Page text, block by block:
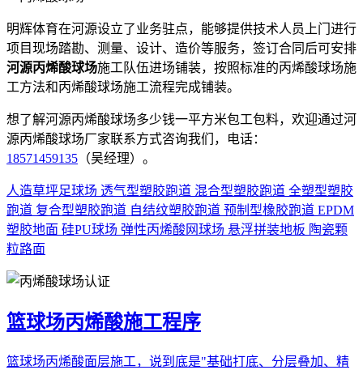
明辉体育在河源设立了业务驻点，能够提供技术人员上门进行
项目现场踏勘、测量、设计、造价等服务，签订合同后可安排
河源丙烯酸球场施工队伍进场铺装，按照标准的丙烯酸球场施
工方法和丙烯酸球场施工流程完成铺装。
想了解河源丙烯酸球场多少钱一平方米包工包料，欢迎通过河
源丙烯酸球场厂家联系方式咨询我们，电话：
18571459135 （吴经理）。
人造草坪足球场 透气型塑胶跑道 混合型塑胶跑道 全塑型塑胶
跑道 复合型塑胶跑道 自结纹塑胶跑道 预制型橡胶跑道 EPDM
塑胶地面 硅PU球场 弹性丙烯酸网球场 悬浮拼装地板 陶瓷颗
粒路面
篮球场丙烯酸施工程序
篮球场丙烯酸面层施工，说到底是"基础打底、分层叠加、精